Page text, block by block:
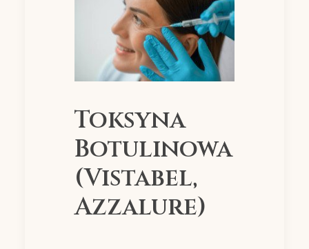
Toksyna
Botulinowa
(Vistabel,
Azzalure)